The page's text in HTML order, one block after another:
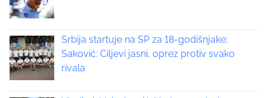
v
i
g
a
Srbija startuje na SP za 18-godišnjake;
Saković: Ciljevi jasni, oprez protiv svako
rivala